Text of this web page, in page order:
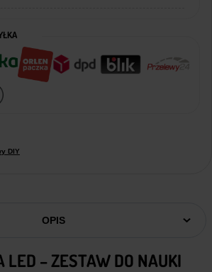
DIY
OPIS
LED – ZESTAW DO NAUKI